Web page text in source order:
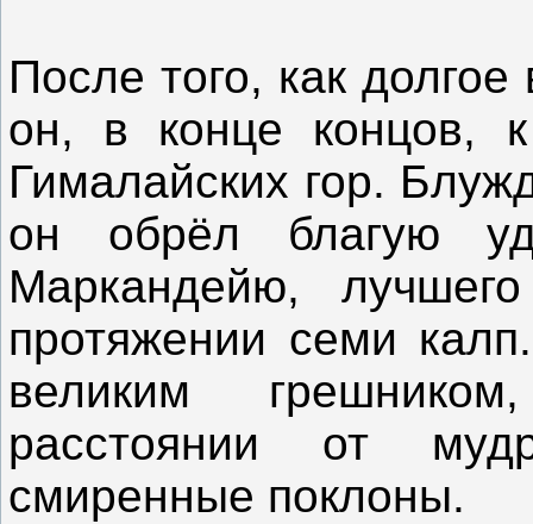
После того, как
он, в конце концов,
Гималайских гор.
он обрёл благую
Маркандейю,
протяжении семи
великим
расстоянии от
смиренные поклоны.